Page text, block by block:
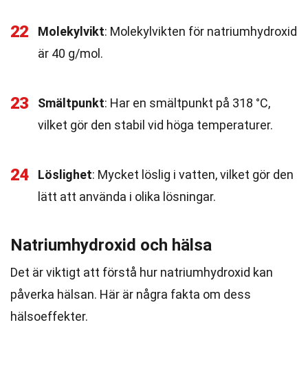
22 Molekylvikt: Molekylvikten för natriumhydroxid
är 40 g/mol.
23 Smältpunkt: Har en smältpunkt på 318 °C,
vilket gör den stabil vid höga temperaturer.
24 Löslighet: Mycket löslig i vatten, vilket gör den
lätt att använda i olika lösningar.
Natriumhydroxid och hälsa
Det är viktigt att förstå hur natriumhydroxid kan
påverka hälsan. Här är några fakta om dess
hälsoeffekter.